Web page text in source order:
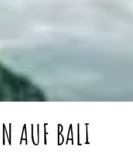
AUF BALI